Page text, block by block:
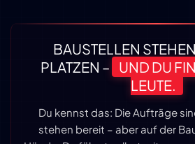
BAUSTELLEN
PLATZEN – UND DU
LEUTE.
Du kennst das: Die Aufträge
stehen bereit – aber auf der